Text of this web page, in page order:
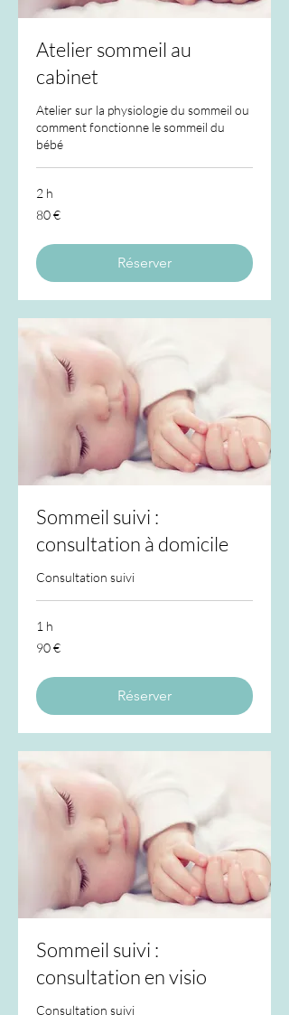
Atelier sommeil au
cabinet
Atelier sur la physiologie du sommeil ou
comment fonctionne le sommeil du
bébé
2 h
80
euros
80 €
Réserver
Sommeil suivi :
consultation à domicile
Consultation suivi
1 h
90
euros
90 €
Réserver
Sommeil suivi :
consultation en visio
Consultation suivi